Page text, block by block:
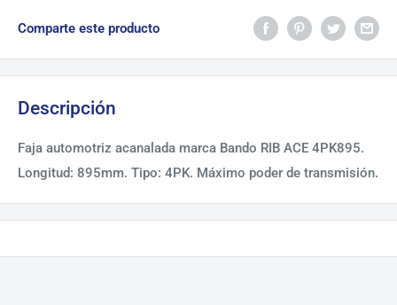
Comparte este producto
Descripción
Faja automotriz acanalada marca Bando RIB ACE 4PK895.
Longitud: 895mm. Tipo: 4PK. Máximo poder de transmisión.